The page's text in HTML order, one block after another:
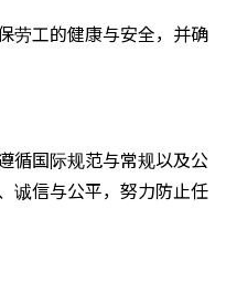
劳工的健康与安全，并确
循国际规范与常规以及公
诚信与公平，努力防止任